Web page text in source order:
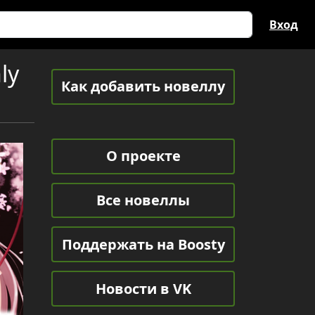
Вход
Как добавить новеллу
О проекте
Все новеллы
Поддержать на Boosty
Новости в VK